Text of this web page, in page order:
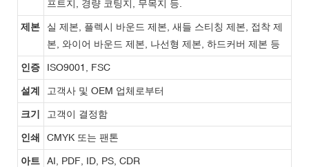
프트지, 경량 코팅지, 무목지 등.
제본
실 제본, 플렉시 바운드 제본, 새들 스티칭 제본, 접착 제
본, 와이어 바운드 제본, 나선형 제본, 하드커버 제본 등
인증 ISO9001, FSC
설계 고객사 및 OEM 업체로부터
크기 고객이 결정함
인쇄 CMYK 또는 팬톤
아트
AI, PDF, ID, PS, CDR